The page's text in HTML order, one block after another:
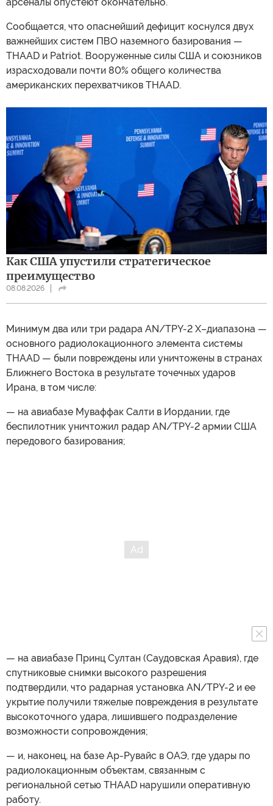
Сообщается, что опаснейший дефицит коснулся двух
важнейших систем ПВО наземного базирования —
THAAD и Patriot. Вооруженные силы США и союзников
израсходовали почти 80% общего количества
американских перехватчиков THAAD.
Как США упустили стратегическое
преимущество
08.08.2026
Минимум два или три радара AN/TPY-2 X–диапазона —
основного радиолокационного элемента системы
THAAD — были повреждены или уничтожены в странах
Ближнего Востока в результате точечных ударов
Ирана, в том числе:
— на авиабазе Муваффак Салти в Иордании, где
беспилотник уничтожил радар AN/TPY-2 армии США
передового базирования;
— на авиабазе Принц Султан (Саудовская Аравия), где
спутниковые снимки высокого разрешения
подтвердили, что радарная установка AN/TPY-2 и ее
укрытие получили тяжелые повреждения в результате
высокоточного удара, лишившего подразделение
возможности сопровождения;
— и, наконец, на базе Ар-Рувайс в ОАЭ, где удары по
радиолокационным объектам, связанным с
региональной сетью THAAD нарушили оперативную
работу.